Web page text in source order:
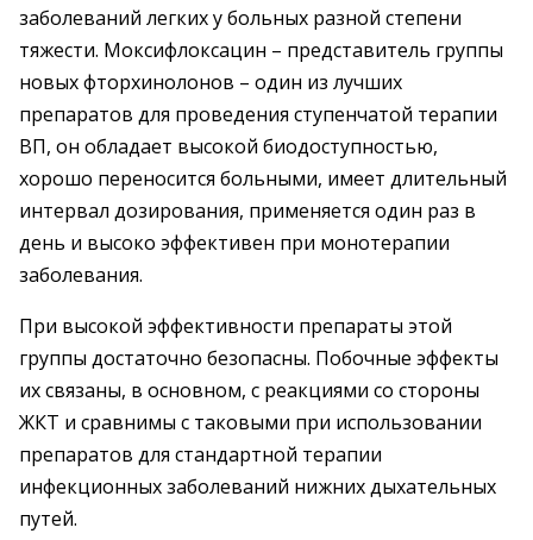
заболеваний легких у больных разной степени
тяжести. Моксифлоксацин – представитель группы
новых фторхинолонов – один из лучших
препаратов для проведения ступенчатой терапии
ВП, он обладает высокой биодоступностью,
хорошо переносится больными, имеет длительный
интервал дозирования, применяется один раз в
день и высоко эффективен при монотерапии
заболевания.
При высокой эффективности препараты этой
группы достаточно безопасны. Побочные эффекты
их связаны, в основном, с реакциями со стороны
ЖКТ и сравнимы с таковыми при использовании
препаратов для стандартной терапии
инфекционных заболеваний нижних дыхательных
путей.